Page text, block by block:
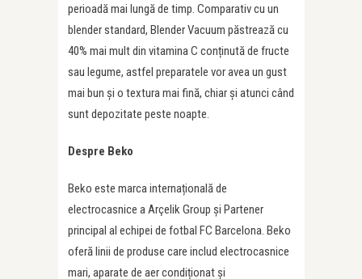
perioadă mai lungă de timp. Comparativ cu un
blender standard, Blender Vacuum păstrează cu
40% mai mult din vitamina C conținută de fructe
sau legume, astfel preparatele vor avea un gust
mai bun și o textura mai fină, chiar și atunci când
sunt depozitate peste noapte.
Despre Beko
Beko este marca internațională de
electrocasnice a Arçelik Group și Partener
principal al echipei de fotbal FC Barcelona. Beko
oferă linii de produse care includ electrocasnice
mari, aparate de aer condiționat și